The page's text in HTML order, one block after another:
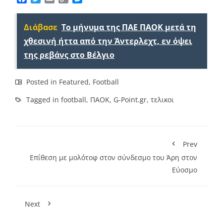
Διάβασε Το μήνυμα της ΠΑΕ ΠΑΟΚ μετά τη
χθεσινή ήττα από την Άντερλεχτ, εν όψει
της ρεβάνς στο Βέλγιο
Posted in Featured, Football
Tagged in football, ΠΑΟΚ, G-Point.gr, τελικοι
Prev
Επίθεση με μολότοφ στον σύνδεσμο του Άρη στον
Εύοσμο
Next